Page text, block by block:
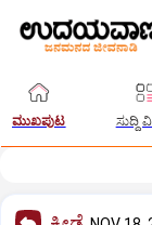
ಮುಖಪುಟ ಸುದ್ದಿ